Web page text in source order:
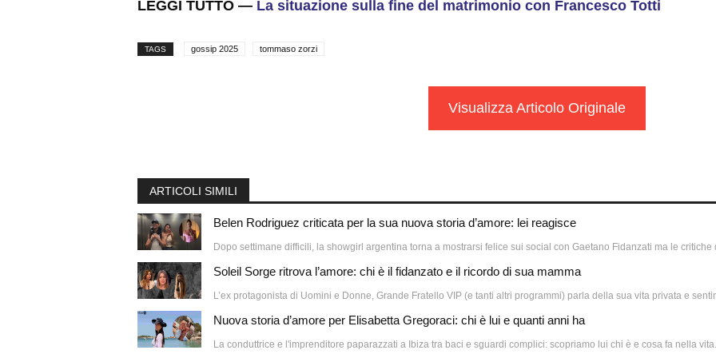
LEGGI TUTTO — La situazione sulla fine del matrimonio con Francesco Totti
TAGS gossip 2025 tommaso zorzi
Visualizza Articolo Originale
ARTICOLI SIMILI
Belen Rodriguez criticata per la sua nuova storia d’amore: lei reagisce
Dopo settimane difficili, la showgirl argentina torna a mostrarsi felice sui social con Gaetano Fidanzati ma le
Soleil Sorge ritrova l’amore: chi è il fidanzato e il ricordo di sua mamma
L’ex protagonista di Uomini e Donne, Grande Fratello VIP (e tanti altri programmi) parla della sua vita privata e
Nuova storia d’amore per Elisabetta Gregoraci: chi è lui e quanti anni ha
La conduttrice e l'imprenditore paparazzati a Ibiza tra baci e sguardi complici: scopriamo lui chi è e cosa fa nella vita.